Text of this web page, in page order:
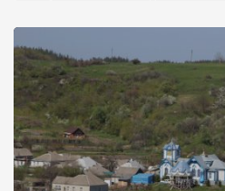
не був з того часу: скіфи,
Святославович в кінці […]